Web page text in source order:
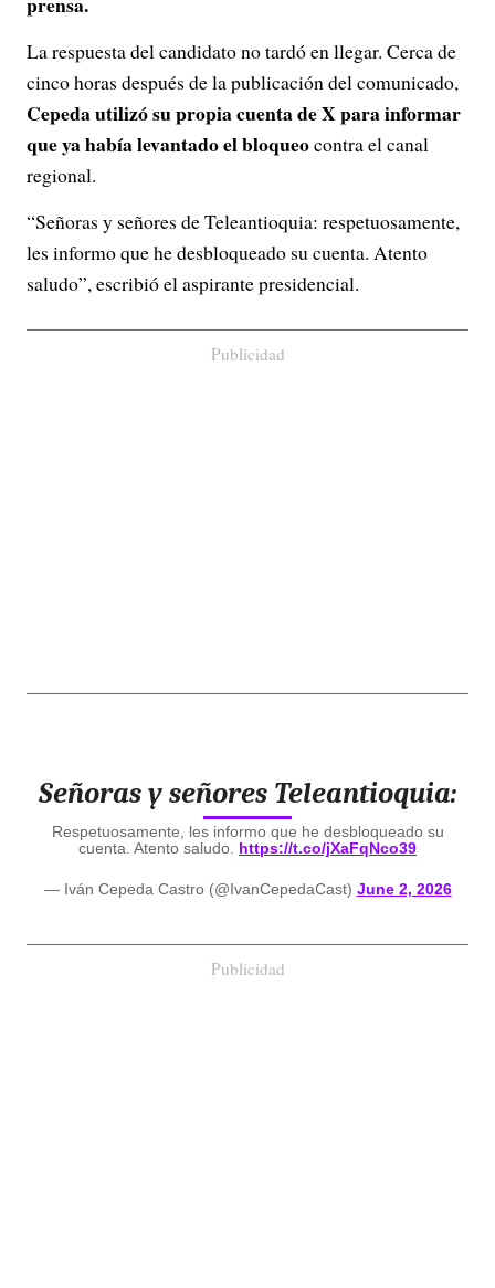
La respuesta del candidato no tardó en llegar. Cerca de
cinco horas después de la publicación del comunicado,
Cepeda utilizó su propia cuenta de X para informar
que ya había levantado el bloqueocontra el canal
regional.
“Señoras y señores de Teleantioquia: respetuosamente,
les informo que he desbloqueado su cuenta. Atento
saludo”, escribió el aspirante presidencial.
Publicidad
Señoras y señores Teleantioquia:
Respetuosamente, les informo que he desbloqueado su
cuenta. Atento saludo. https://t.co/jXaFqNco39
— Iván Cepeda Castro (@IvanCepedaCast) June 2, 2026
Publicidad